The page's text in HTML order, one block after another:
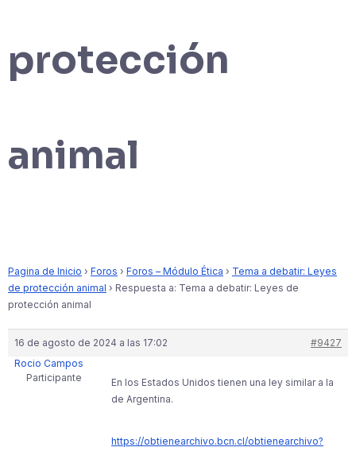
protección
animal
Pagina de Inicio › Foros › Foros – Módulo Ética › Tema a debatir: Leyes
de protección animal › Respuesta a: Tema a debatir: Leyes de
protección animal
16 de agosto de 2024 a las 17:02
#9427
Rocio Campos
Participante
En los Estados Unidos tienen una ley similar a la
de Argentina.
https://obtienearchivo.bcn.cl/obtienearchivo?